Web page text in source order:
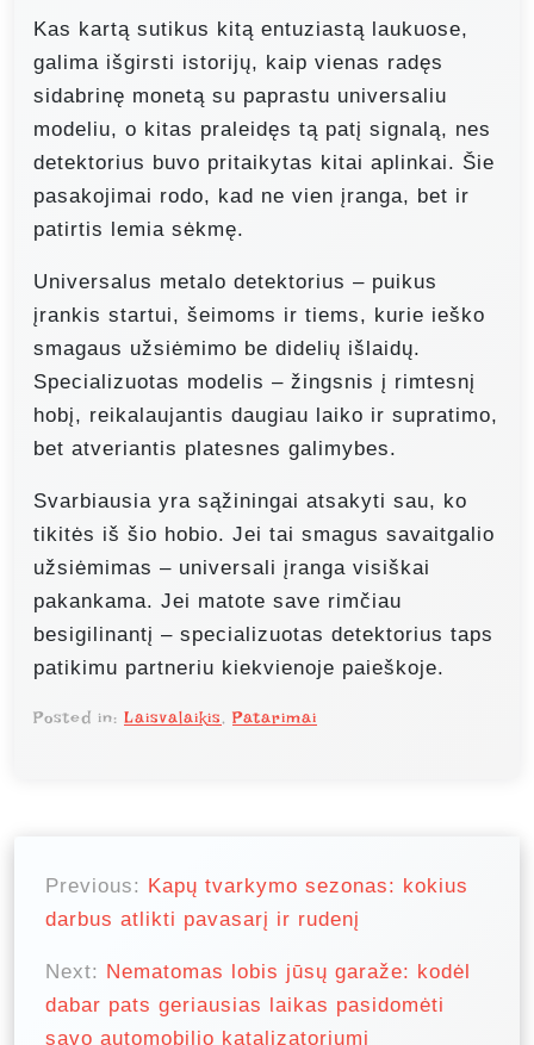
Kas kartą sutikus kitą entuziastą laukuose,
galima išgirsti istorijų, kaip vienas radęs
sidabrinę monetą su paprastu universaliu
modeliu, o kitas praleidęs tą patį signalą, nes
detektorius buvo pritaikytas kitai aplinkai. Šie
pasakojimai rodo, kad ne vien įranga, bet ir
patirtis lemia sėkmę.
Universalus metalo detektorius – puikus
įrankis startui, šeimoms ir tiems, kurie ieško
smagaus užsiėmimo be didelių išlaidų.
Specializuotas modelis – žingsnis į rimtesnį
hobį, reikalaujantis daugiau laiko ir supratimo,
bet atveriantis platesnes galimybes.
Svarbiausia yra sąžiningai atsakyti sau, ko
tikitės iš šio hobio. Jei tai smagus savaitgalio
užsiėmimas – universali įranga visiškai
pakankama. Jei matote save rimčiau
besigilinantį – specializuotas detektorius taps
patikimu partneriu kiekvienoje paieškoje.
Posted in: Laisvalaikis, Patarimai
Previous: Kapų tvarkymo sezonas: kokius
darbus atlikti pavasarį ir rudenį
Next: Nematomas lobis jūsų garaže: kodėl
dabar pats geriausias laikas pasidomėti
savo automobilio katalizatoriumi